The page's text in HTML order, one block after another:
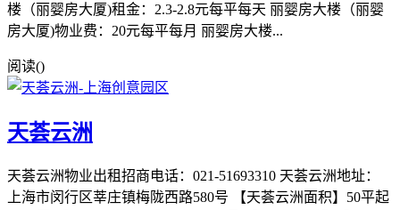
楼（丽婴房大厦)租金：2.3-2.8元每平每天 丽婴房大楼（丽婴
房大厦)物业费：20元每平每月 丽婴房大楼...
阅读()
天荟云洲
天荟云洲物业出租招商电话：021-51693310 天荟云洲地址：
上海市闵行区莘庄镇梅陇西路580号 【天荟云洲面积】50平起